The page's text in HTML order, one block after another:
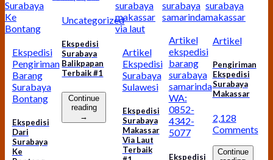
Ekspedisi
Pengiriman
Barang
Surabaya
Bontang
Ekspedisi
Dari
Surabaya
Ke
Uncategorized
Ekspedisi
Surabaya
Balikpapan
Terbaik #1
Continue
reading
→
Artikel
Ekspedisi
Surabaya
Sulawesi
Ekspedisi
Surabaya
Makassar
Via Laut
Terbaik
Artikel
ekspedisi
barang
surabaya
samarinda
WA:
0852-
4342-
5077
Ekspedisi
Artikel
Pengiriman
Ekspedisi
Surabaya
Makassar
2,128
Comments
Continue